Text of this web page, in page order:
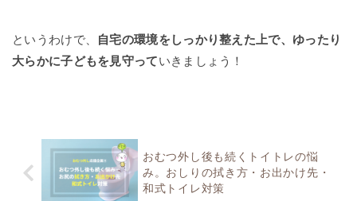
というわけで、
自宅の環境をしっかり整えた上で、ゆったり
大らかに子どもを見守っていきましょう！
おむつ外し後も続くトイトレの悩
み。おしりの拭き方・お出かけ先・
和式トイレ対策